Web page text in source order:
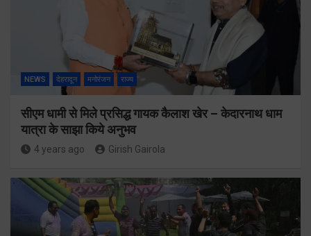
NEWS देहरादून मनोरंजन राज्य
सीएम धामी से मिले प्रसिद्ध गायक कैलाश खेर – केदारनाथ धाम
यात्रा के साझा किये अनुभव
4 years ago Girish Gairola